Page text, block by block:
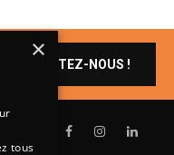
CONTACTEZ-NOUS !
×
tous